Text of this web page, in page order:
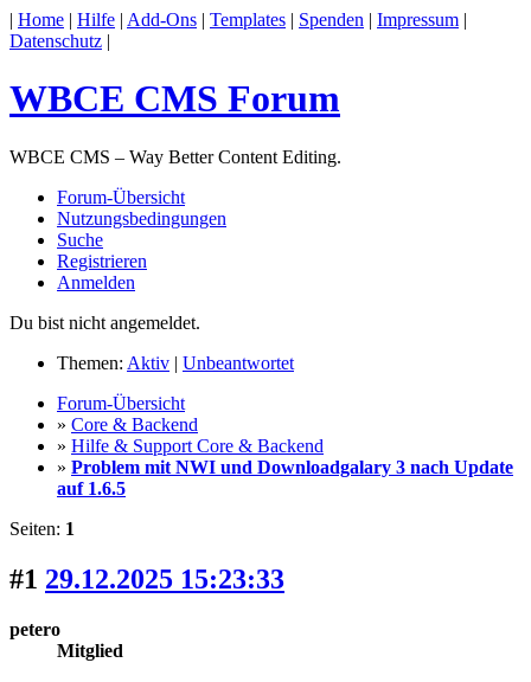
| Home | Hilfe | Add-Ons | Templates | Spenden | Impressum |
Datenschutz |
WBCE CMS Forum
WBCE CMS – Way Better Content Editing.
Forum-Übersicht
Nutzungsbedingungen
Suche
Registrieren
Anmelden
Du bist nicht angemeldet.
Themen: Aktiv | Unbeantwortet
Forum-Übersicht
» Core & Backend
» Hilfe & Support Core & Backend
» Problem mit NWI und Downloadgalary 3 nach Update
auf 1.6.5
Seiten: 1
#1 29.12.2025 15:23:33
petero
Mitglied